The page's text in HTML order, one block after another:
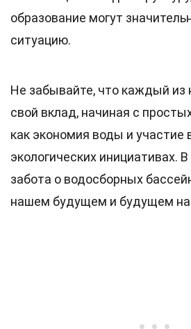
образование могут
ситуацию.
Не забывайте, что каждый из
свой вклад, начиная с
как экономия воды и участие
экологических инициативах.
забота о водосборных
нашем будущем и будущем